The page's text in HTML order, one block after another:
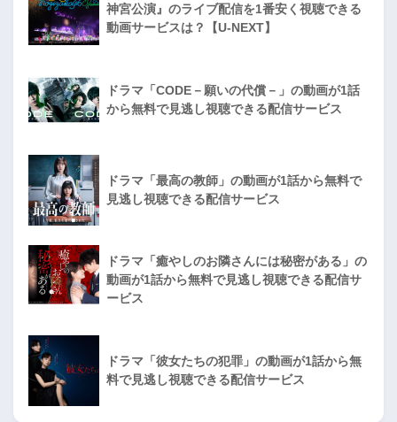
神宮公演』のライブ配信を1番安く視聴できる
動画サービスは？【U-NEXT】
ドラマ「CODE－願いの代償－」の動画が1話
から無料で見逃し視聴できる配信サービス
ドラマ「最高の教師」の動画が1話から無料で
見逃し視聴できる配信サービス
ドラマ「癒やしのお隣さんには秘密がある」の
動画が1話から無料で見逃し視聴できる配信サ
ービス
ドラマ「彼女たちの犯罪」の動画が1話から無
料で見逃し視聴できる配信サービス